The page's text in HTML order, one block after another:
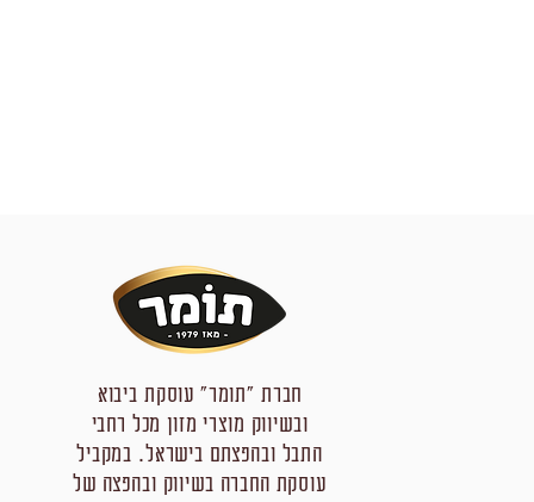
חברת "תומר" עוסקת ביבוא
ובשיווק מוצרי מזון מכל רחבי
התבל ובהפצתם בישראל. במקביל
עוסקת החברה בשיווק ובהפצה של